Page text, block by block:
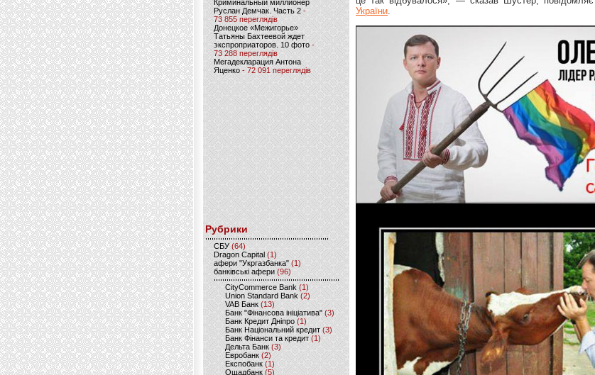
Криминальный миллионер
Руслан Демчак. Часть 2-
73 855 переглядів
Донецкое «Межигорье»
Татьяны Бахтеевой ждет
экспроприаторов. 10 фото -
73 288 переглядів
Мегадекларация Антона
Яценко - 72 091 переглядів
Рубрики
CБУ (64)
Dragon Capital (1)
афери "Укргазбанка" (1)
банківські афери (96)
CityCommerce Bank (1)
Union Standard Bank (2)
VAB Банк (13)
Банк "Фінансова ініціатива" (3)
Банк Кредит Дніпро (1)
Банк Національний кредит (3)
Банк Фінанси та кредит (1)
Дельта Банк (3)
Евробанк(2)
Експобанк (1)
Ощадбанк(5)
України.